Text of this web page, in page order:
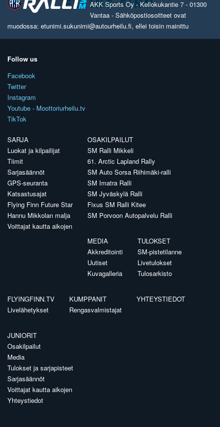
AKK Sports Oy - Kellokukantie 7 - 01300
Vantaa - Sähköpostiosoitteet ovat
muodossa: etunimi.sukunimi@autourheilu.fi, ellei toisin mainittu
Follow us
Facebook
Twitter
Instagram
Youtube - Moottoriurheilu.tv
TikTok
SARJA
Luokat ja kilpailijat
Tiimit
Sarjasäännöt
GPS-seuranta
Katsastusajat
Flying Finn Future Star
Hannu Mikkolan malja
Voittajat kautta aikojen
OSAKILPAILUT
SM Ralli Mikkeli
61. Arctic Lapland Rally
SM Auto Sorsa Riihimäki-ralli
SM Imatra Ralli
SM Jyväskylä Ralli
Fixus SM Ralli Kitee
SM Porvoon Autopalvelu Ralli
MEDIA
Akkreditointi
Uutiset
Kuvagalleria
TULOKSET
SM-pistetilanne
Livetulokset
Tulosarkisto
FLYINGFINN.TV
Livelähetykset
KUMPPANIT
Rengasvalmistajat
YHTEYSTIEDOT
JUNIORIT
Osakilpailut
Media
Tulokset ja sarjapisteet
Sarjasäännöt
Voittajat kautta aikojen
Yhteystiedot